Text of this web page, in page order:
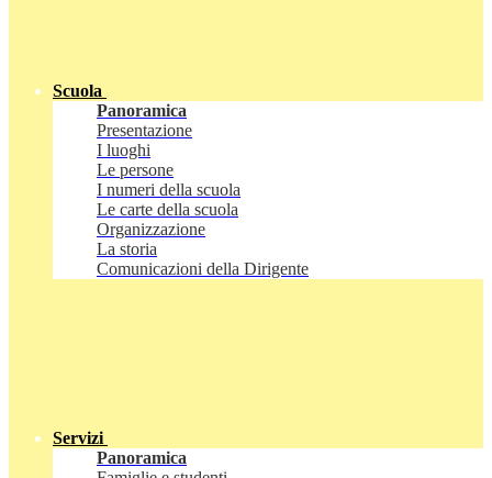
Scuola
Panoramica
Presentazione
I luoghi
Le persone
I numeri della scuola
Le carte della scuola
Organizzazione
La storia
Comunicazioni della Dirigente
Servizi
Panoramica